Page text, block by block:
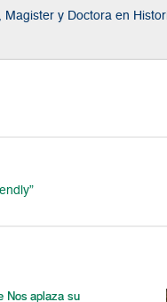
y Doctora en
Nos aplaza su